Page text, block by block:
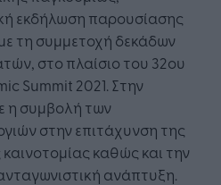
εκδήλωση παρουσίασης
τη συμμετοχή δεκάδων
στο πλαίσιο του 32ου
Summit 2021. Στην
η συμβολή των
στην επιτάχυνση της
καθώς και την
ανάπτυξη.